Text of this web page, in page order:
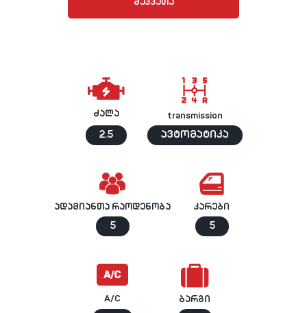
ᲨᲔᲙᲕᲔᲗᲐ
ძალა
2.5
transmission
ავტომატიკა
ადამიანთა რაოდენობა
5
კარები
5
A/C ბარგი